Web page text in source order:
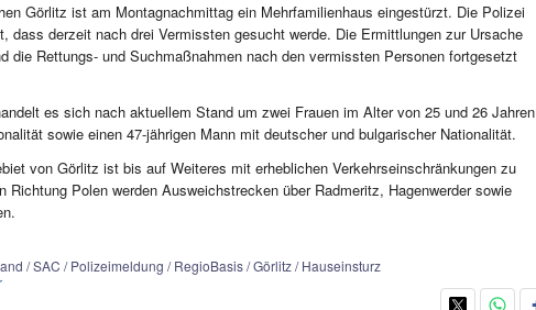
Görlitz ist am Montagnachmittag ein Mehrfamilienhaus eingestürzt. Die Polizei
dass derzeit nach drei Vermissten gesucht werde. Die Ermittlungen zur Ursache
die Rettungs- und Suchmaßnahmen nach den vermissten Personen fortgesetzt
es sich nach aktuellem Stand um zwei Frauen im Alter von 25 und 26 Jahren
sowie einen 47-jährigen Mann mit deutscher und bulgarischer Nationalität.
von Görlitz ist bis auf Weiteres mit erheblichen Verkehrseinschränkungen zu
Richtung Polen werden Ausweichstrecken über Radmeritz, Hagenwerder sowie
/ SAC / Polizeimeldung / RegioBasis / Görlitz / Hauseinsturz